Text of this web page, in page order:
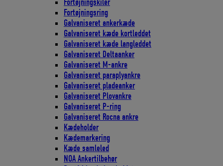
Fortøjningskiler
Fortøjningsring
Galvaniseret ankerkæde
Galvaniseret kæde kortleddet
Galvaniseret kæde langleddet
Galvaniseret Deltaanker
Galvaniseret M-ankre
Galvaniseret paraplyankre
Galvaniseret pladeanker
Galvaniseret Plovankre
Galvaniseret P-ring
Galvaniseret Rocna ankre
Kædeholder
Kædemarkering
Kæde samleled
NOA Ankertilbehør